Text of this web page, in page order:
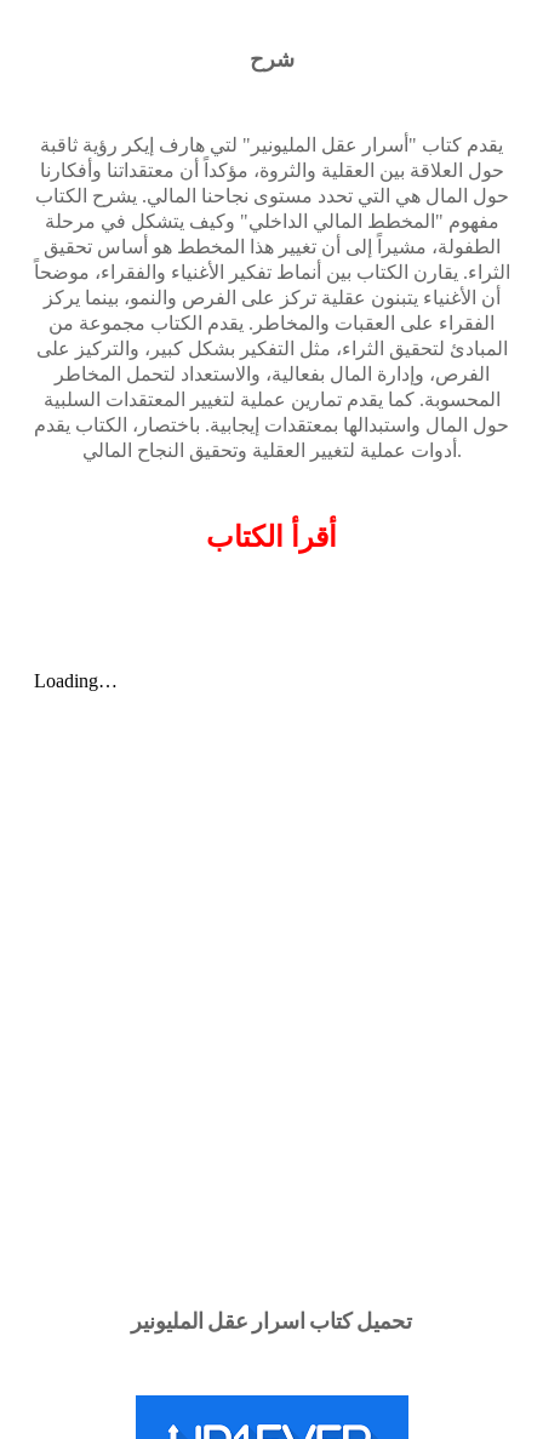
شرح
يقدم كتاب "أسرار عقل المليونير" لتي هارف إيكر رؤية ثاقبة
حول العلاقة بين العقلية والثروة، مؤكداً أن معتقداتنا وأفكارنا
حول المال هي التي تحدد مستوى نجاحنا المالي. يشرح الكتاب
مفهوم "المخطط المالي الداخلي" وكيف يتشكل في مرحلة
الطفولة، مشيراً إلى أن تغيير هذا المخطط هو أساس تحقيق
الثراء. يقارن الكتاب بين أنماط تفكير الأغنياء والفقراء، موضحاً
أن الأغنياء يتبنون عقلية تركز على الفرص والنمو، بينما يركز
الفقراء على العقبات والمخاطر. يقدم الكتاب مجموعة من
المبادئ لتحقيق الثراء، مثل التفكير بشكل كبير، والتركيز على
الفرص، وإدارة المال بفعالية، والاستعداد لتحمل المخاطر
المحسوبة. كما يقدم تمارين عملية لتغيير المعتقدات السلبية
حول المال واستبدالها بمعتقدات إيجابية. باختصار، الكتاب يقدم
أدوات عملية لتغيير العقلية وتحقيق النجاح المالي.
أقرأ الكتاب
تحميل كتاب اسرار عقل المليونير